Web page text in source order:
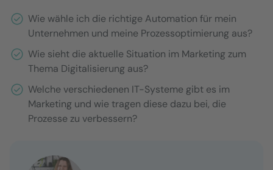
Wie wähle ich die richtige Automation für mein
Unternehmen und meine Prozessoptimierung aus?
Wie sieht die aktuelle Situation im Marketing zum
Thema Digitalisierung aus?
Welche verschiedenen IT-Systeme gibt es im
Marketing und wie tragen diese dazu bei, die
Prozesse zu verbessern?